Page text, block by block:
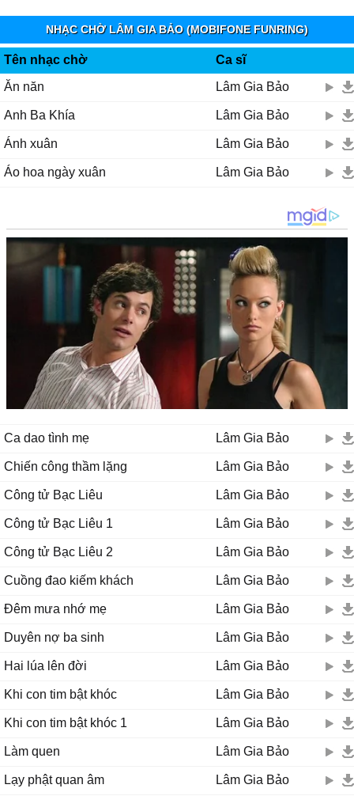
NHẠC CHỜ LÂM GIA BẢO (MOBIFONE FUNRING)
Tên nhạc chờ
Ca sĩ
Ăn năn
Lâm Gia Bảo
Anh Ba Khía Lâm Gia Bảo
Ánh xuân Lâm Gia Bảo
Áo hoa ngày xuân Lâm Gia Bảo
Ca dao tình mẹ Lâm Gia Bảo
Chiến công thầm lặng Lâm Gia Bảo
Công tử Bạc Liêu Lâm Gia Bảo
Công tử Bạc Liêu 1 Lâm Gia Bảo
Công tử Bạc Liêu 2 Lâm Gia Bảo
Cuồng đao kiếm khách Lâm Gia Bảo
Đêm mưa nhớ mẹ Lâm Gia Bảo
Duyên nợ ba sinh Lâm Gia Bảo
Hai lúa lên đời Lâm Gia Bảo
Khi con tim bật khóc Lâm Gia Bảo
Khi con tim bật khóc 1 Lâm Gia Bảo
Làm quen Lâm Gia Bảo
Lạy phật quan âm Lâm Gia Bảo